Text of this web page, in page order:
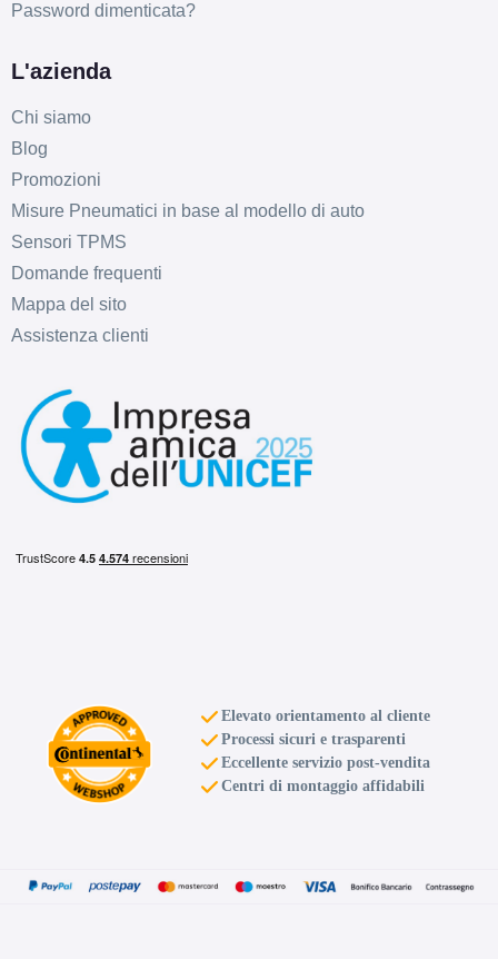
Password dimenticata?
L'azienda
Chi siamo
Blog
Promozioni
Misure Pneumatici in base al modello di auto
Sensori TPMS
Domande frequenti
Mappa del sito
Assistenza clienti
Elevato orientamento al cliente
Processi sicuri e trasparenti
Eccellente servizio post-vendita
Centri di montaggio affidabili